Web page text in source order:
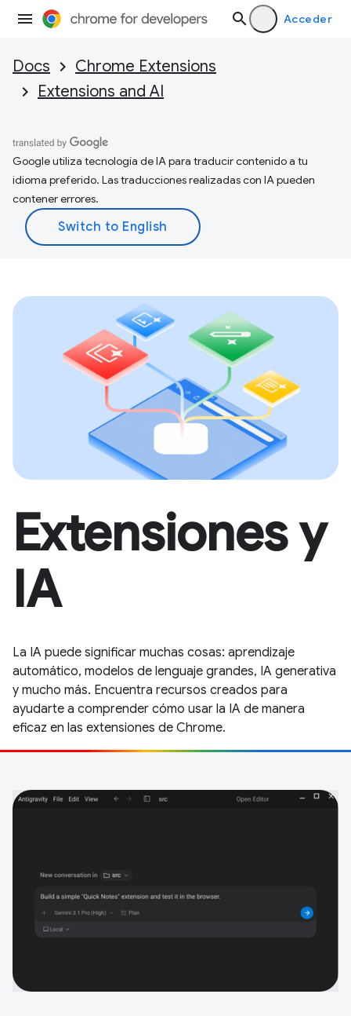
Acceder
Docs
Chrome Extensions
Extensions and AI
Google utiliza tecnología de IA para traducir contenido a tu
idioma preferido. Las traducciones realizadas con IA pueden
contener errores.
Extensiones y
IA
La IA puede significar muchas cosas: aprendizaje
automático, modelos de lenguaje grandes, IA generativa
y mucho más. Encuentra recursos creados para
ayudarte a comprender cómo usar la IA de manera
eficaz en las extensiones de Chrome.